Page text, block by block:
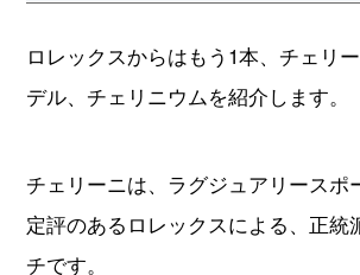
ロレックスからはもう1本、チェリ
デル、チェリニウムを紹介します。
チェリーニは、ラグジュアリースポ
定評のあるロレックスによる、正統
チです。